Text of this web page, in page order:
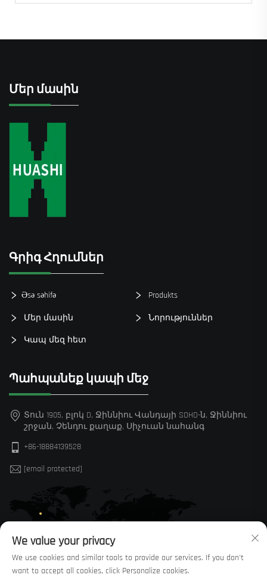
Մեր մասին
Գրիգ Հղումներ
Əsə səhifə Produkts
Մեր մասին Նորություններ
Կապ մեզ հետ
Պահպանեք կապի մեջ
Տուն 1905, բլոկ D, Ջիննիու Վանդայի SOHO-ն, Ջիննիու
շրջան, Չենդու քաղաք, Սիչուան նահանգ
+86-18884139528
[email protected]
We value your privacy
We use cookies and similar tools to provide our services. If you don't
want to accept all cookies, click Personalize cookies.